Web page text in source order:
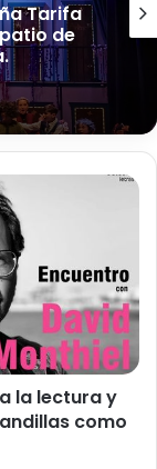
Tarifa
de
la lectura y
como